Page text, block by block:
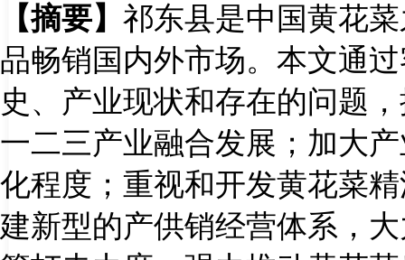
【摘要】 祁东县是中国黄花
品畅销国内外市场。本文通
史、产业现状和存在的问题
一二三产业融合发展；加大
化程度；重视和开发黄花菜
建新型的产供销经营体系，